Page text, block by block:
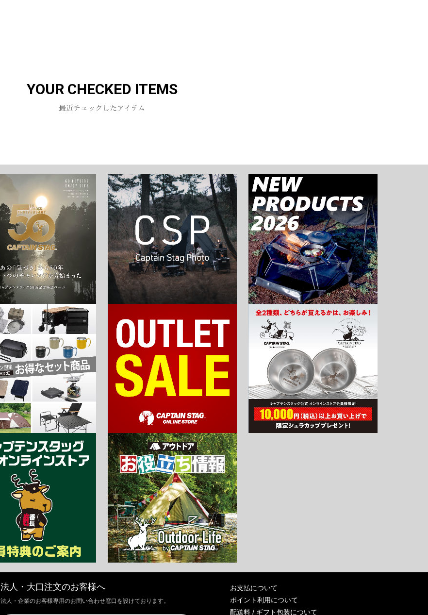
YOUR CHECKED ITEMS
最近チェックしたアイテム
法人・大口注文のお客様へ
法人・企業のお客様専用のお問い合わせ窓口を設けております。
お支払について
ポイント利用について
配送料 / ギフト包装について